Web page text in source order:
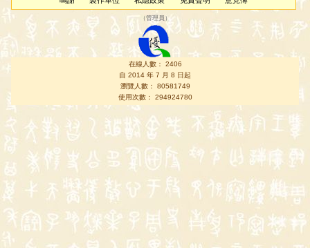
（管理員 ）
在線人數： 2406
自 2014 年 7 月 8 日起
瀏覽人數： 80581749
使用次數： 294924780